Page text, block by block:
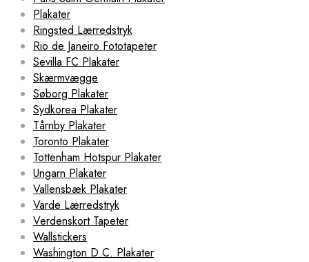
Plakater
Ringsted Lærredstryk
Rio de Janeiro Fototapeter
Sevilla FC Plakater
Skærmvægge
Søborg Plakater
Sydkorea Plakater
Tårnby Plakater
Toronto Plakater
Tottenham Hotspur Plakater
Ungarn Plakater
Vallensbæk Plakater
Varde Lærredstryk
Verdenskort Tapeter
Wallstickers
Washington D.C. Plakater